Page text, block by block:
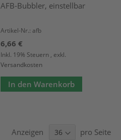
AFB-Bubbler, einstellbar
Artikel-Nr.: afb
6,66 €
Inkl. 19% Steuern , exkl.
Versandkosten
In den Warenkorb
Anzeigen pro Seite